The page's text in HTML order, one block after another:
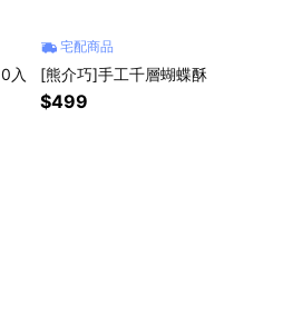
入
宅配商品
[熊介巧]手工千層蝴蝶酥
$499